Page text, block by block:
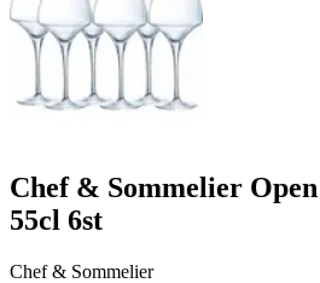
Chef & Sommelier
55cl 6st
Chef & Sommelier